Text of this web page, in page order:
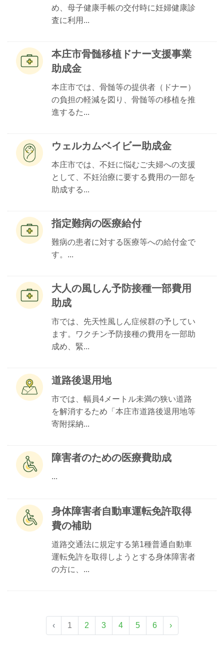
め、母子健康手帳の交付時に妊婦健康診
査に利用...
本庄市骨髄移植ドナー支援事業
助成金
本庄市では、骨髄等の提供者（ドナー）
の負担の軽減を図り、骨髄等の移植を推
進するた...
ウェルカムベイビー助成金
本庄市では、不妊に悩むご夫婦への支援
として、不妊治療に要する費用の一部を
助成する...
指定難病の医療給付
難病の患者に対する医療等への給付金で
す。...
大人の風しん予防接種一部費用
助成
市では、先天性風しん症候群の予してい
ます。ワクチン予防接種の費用を一部助
成め、緊...
道路後退用地
市では、幅員4メートル未満の狭い道路
を解消するため「本庄市道路後退用地等
寄附採納...
障害者のための医療費助成
...
身体障害者自動車運転免許取得
費の補助
道路交通法に規定する第1種普通自動車
運転免許を取得しようとする身体障害者
の方に、...
‹ 1 2 3 4 5 6 ›